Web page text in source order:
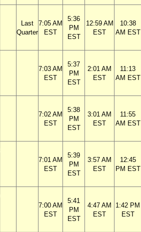
Last
Quarter
7:05 AM
EST
5:36
PM
EST
12:59 AM
EST
10:38
AM EST
7:03 AM
EST
5:37
PM
EST
2:01 AM
EST
11:13
AM EST
7:02 AM
EST
5:38
PM
EST
3:01 AM
EST
11:55
AM EST
7:01 AM
EST
5:39
PM
EST
3:57 AM
EST
12:45
PM EST
7:00 AM
EST
5:41
PM
EST
4:47 AM
EST
1:42 PM
EST